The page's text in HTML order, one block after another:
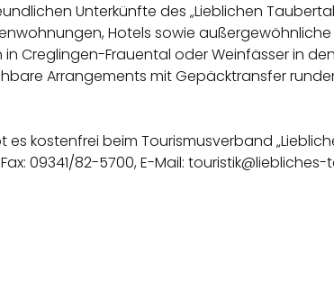
Unterkünfte des „Lieblichen
Hotels sowie außergewöhnliche
Creglingen-Frauental oder Weinfässer in
Arrangements mit Gepäcktransfer
kostenfrei beim Tourismusverband
09341/82-5700, E-Mail: